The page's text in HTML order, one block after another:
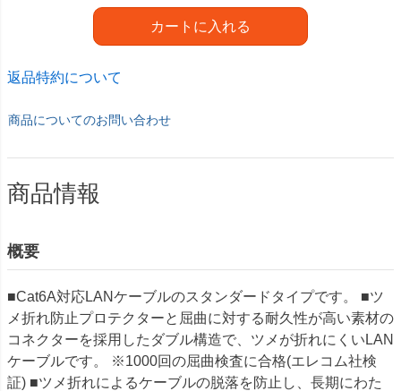
カートに入れる
返品特約について
商品についてのお問い合わせ
商品情報
概要
■Cat6A対応LANケーブルのスタンダードタイプです。 ■ツ
メ折れ防止プロテクターと屈曲に対する耐久性が高い素材の
コネクターを採用したダブル構造で、ツメが折れにくいLAN
ケーブルです。 ※1000回の屈曲検査に合格(エレコム社検
証) ■ツメ折れによるケーブルの脱落を防止し、長期にわた